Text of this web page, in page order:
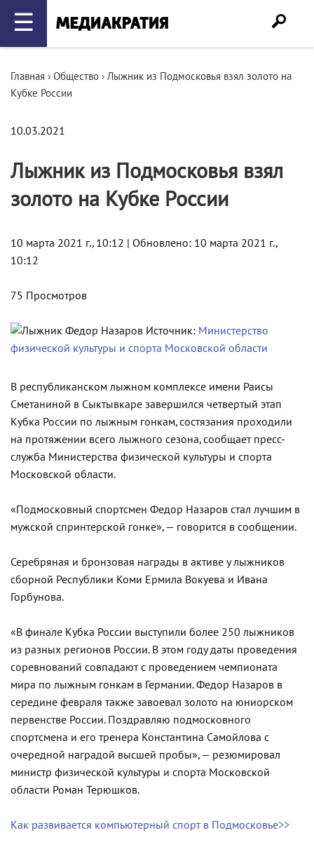
☰
Главная › Общество › Лыжник из Подмосковья взял золото на
Кубке России
10.03.2021
Лыжник из Подмосковья взял
золото на Кубке России
10 марта 2021 г., 10:12 | Обновлено: 10 марта 2021 г.,
10:12
75 Просмотров
Источник: Министерство
физической культуры и спорта Московской области
В республиканском лыжном комплексе имени Раисы
Сметаниной в Сыктывкаре завершился четвертый этап
Кубка России по лыжным гонкам, состязания проходили
на протяжении всего лыжного сезона, сообщает пресс-
служба Министерства физической культуры и спорта
Московской области.
«Подмосковный спортсмен Федор Назаров стал лучшим в
мужской спринтерской гонке», — говорится в сообщении.
Серебряная и бронзовая награды в активе у лыжников
сборной Республики Коми Ермила Вокуева и Ивана
Горбунова.
«В финале Кубка России выступили более 250 лыжников
из разных регионов России. В этом году даты проведения
соревнований совпадают с проведением чемпионата
мира по лыжным гонкам в Германии. Федор Назаров в
середине февраля также завоевал золото на юниорском
первенстве России. Поздравляю подмосковного
спортсмена и его тренера Константина Самойлова с
очередной наградой высшей пробы», — резюмировал
министр физической культуры и спорта Московской
области Роман Терюшков.
Как развивается компьютерный спорт в Подмосковье>>